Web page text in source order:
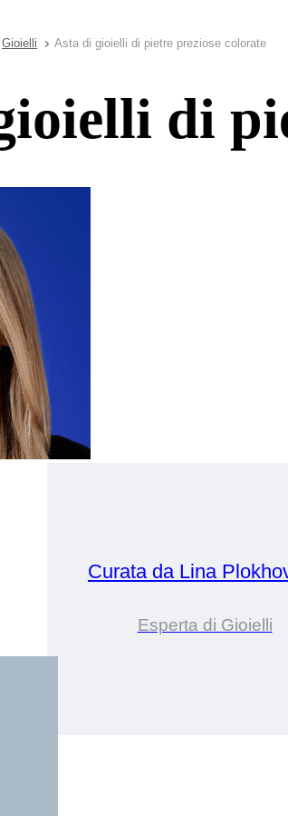
Gioielli Asta di gioielli di pietre preziose colorate
di
Curata da Lina
Esperta di Gioielli